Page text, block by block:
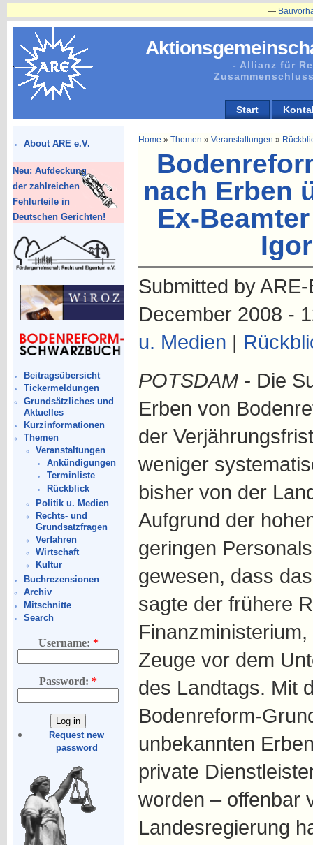
- Allianz für
Start
About ARE e.V.
Neu: Aufdeckung
der zahlreichen
Fehlurteile in
Deutschen Gerichten!
Beitragsübersicht
Tickermeldungen
Grundsätzliches und
Aktuelles
Kurzinformationen
Themen
Veranstaltungen
Ankündigungen
Terminliste
Rückblick
Politik u. Medien
Rechts- und
Grundsatzfragen
Verfahren
Wirtschaft
Kultur
Buchrezensionen
Archiv
Mitschnitte
Search
Username: *
Password:*
Request new
password
Bauvorhaben
Home » Themen » Veranstaltungen »
nach Erben
Ex-
Submitted by
December 2008 -
u. Medien |
POTSDAM - Die
Erben von
der
weniger
bisher von der
Aufgrund der
geringen
gewesen, dass
sagte der frühere
Zeuge vor dem
des Landtags. Mit
Bodenreform-
unbekannten
private
worden – offenbar
Landesregierung